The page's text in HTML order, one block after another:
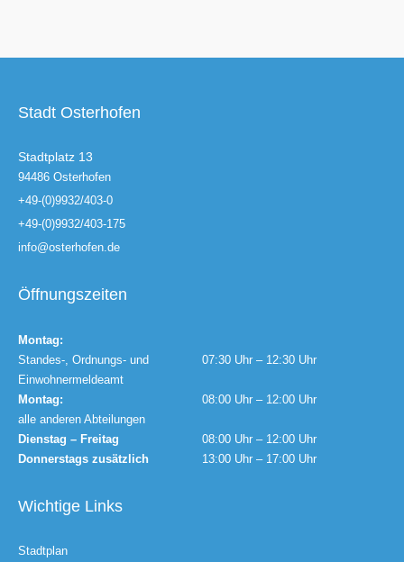
Stadt Osterhofen
Stadtplatz 13
94486 Osterhofen
+49-(0)9932/403-0
+49-(0)9932/403-175
info@osterhofen.de
Öffnungszeiten
Montag:
Standes-, Ordnungs- und
Einwohnermeldeamt
07:30 Uhr – 12:30 Uhr
Montag:
alle anderen Abteilungen
08:00 Uhr – 12:00 Uhr
Dienstag – Freitag
08:00 Uhr – 12:00 Uhr
Donnerstags zusätzlich
13:00 Uhr – 17:00 Uhr
Wichtige Links
Stadtplan